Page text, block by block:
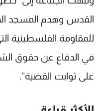
القدس وهدم المسجد
للمقاومة الفلسطينية
في الدفاع عن حقوق
على ثوابت القضية".